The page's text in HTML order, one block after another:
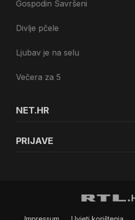
Gospodin Savršeni
Divlje pčele
Ljubav je na selu
Večera za 5
NET.HR
PRIJAVE